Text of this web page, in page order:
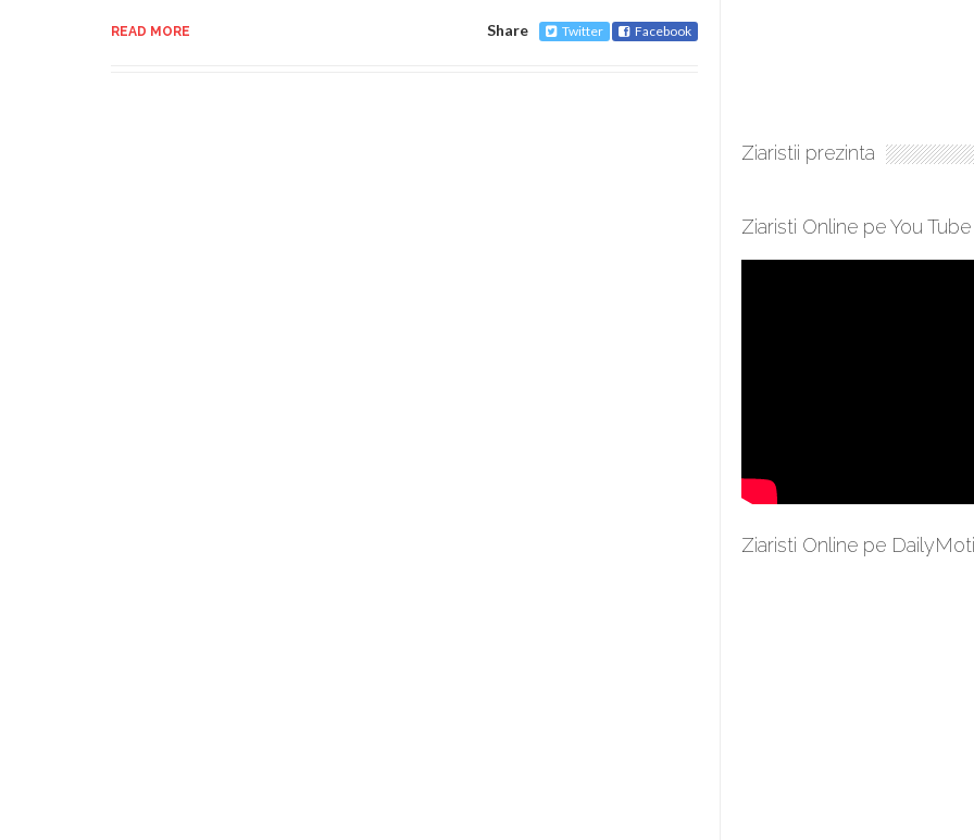
READ MORE Share Twitter Facebook
Ziaristii prezinta
Ziaristi Online pe You Tube
Ziaristi Online pe